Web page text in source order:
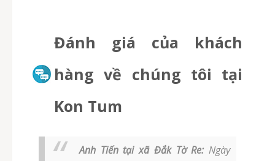
Đánh giá của khách
hàng về chúng tôi tại
Kon Tum
Anh Tiến tại xã Đắk Tờ Re: Ngày